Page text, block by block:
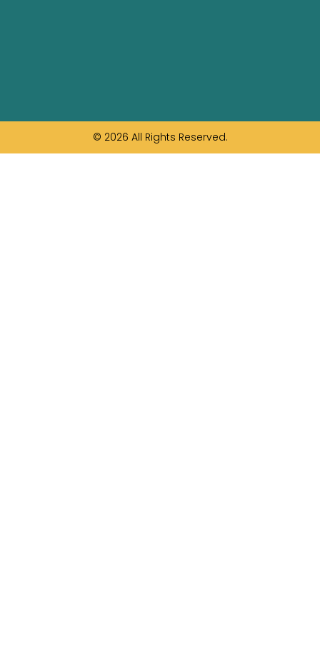
© 2026 All Rights Reserved.